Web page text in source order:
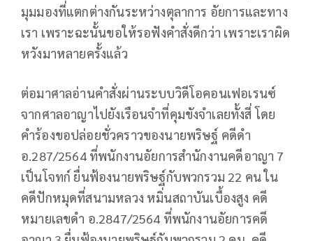
มุมมองที่แตกต่างกันระหว่างตุลาการ อัยการและทาง
เรา เพราะฉะนั้นขอให้รอฟังคำสั่งดีกว่า เพราะเราผิด
หวังมาหลายครั้งแล้ว
ต่อมาศาลอ่านคำสั่งผ่านระบบวิดีโอคอนเฟอเรนซ์
จากศาลอาญาไปยังเรือนจำที่คุมขังจำเลยทั้งสี่ โดย
คำร้องขอปล่อยชั่วคราวของนายพริษฐ์ คดีดำ
อ.287/2564 ที่พนักงานอัยการสำนักงานคดีอาญา 7
เป็นโจทก์ ยื่นฟ้องนายพริษฐ์กับพวกรวม 22 คน ใน
คดีปักหมุดที่สนามหลวง หมิ่นสถาบันเบื้องสูง คดี
หมายเลขดำ อ.2847/2564 ที่พนักงานอัยการคดี